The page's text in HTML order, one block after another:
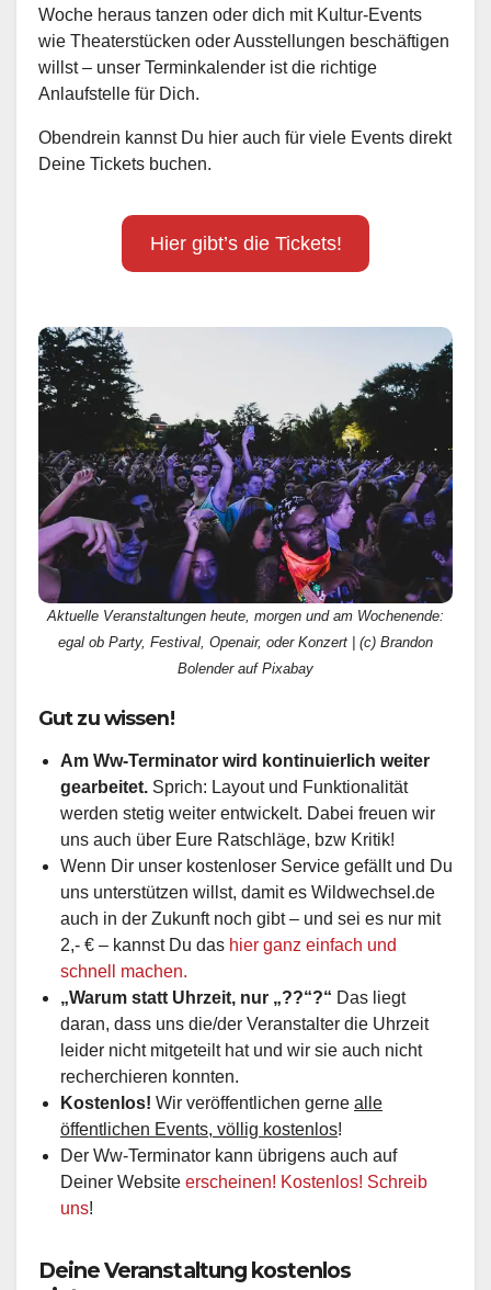
Woche heraus tanzen oder dich mit Kultur-Events
wie Theaterstücken oder Ausstellungen beschäftigen
willst – unser Terminkalender ist die richtige
Anlaufstelle für Dich.
Obendrein kannst Du hier auch für viele Events direkt
Deine Tickets buchen.
Hier gibt’s die Tickets!
Aktuelle Veranstaltungen heute, morgen und am Wochenende:
egal ob Party, Festival, Openair, oder Konzert | (c) Brandon
Bolender auf Pixabay
Gut zu wissen!
Am Ww-Terminator wird kontinuierlich weiter
gearbeitet. Sprich: Layout und Funktionalität
werden stetig weiter entwickelt. Dabei freuen wir
uns auch über Eure Ratschläge, bzw Kritik!
Wenn Dir unser kostenloser Service gefällt und Du
uns unterstützen willst, damit es Wildwechsel.de
auch in der Zukunft noch gibt – und sei es nur mit
2,- € – kannst Du das hier ganz einfach und
schnell machen.
„Warum statt Uhrzeit, nur „??“?“ Das liegt
daran, dass uns die/der Veranstalter die Uhrzeit
leider nicht mitgeteilt hat und wir sie auch nicht
recherchieren konnten.
Kostenlos! Wir veröffentlichen gerne alle
öffentlichen Events, völlig kostenlos!
Der Ww-Terminator kann übrigens auch auf
Deiner Website erscheinen! Kostenlos! Schreib
uns!
Deine Veranstaltung kostenlos